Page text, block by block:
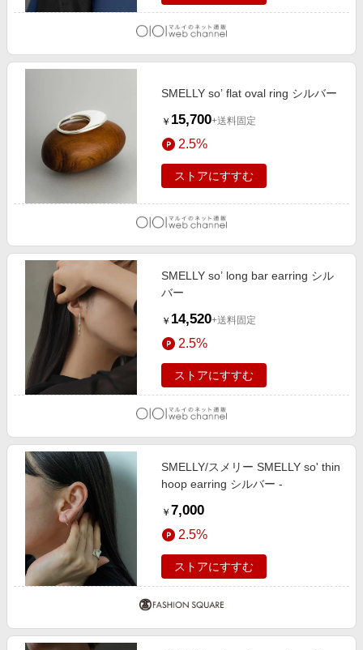
SMELLY so’ flat oval ring シルバー
￥ 15,700+送料固定
2.5%
ストアにすすむ
SMELLY so’ long bar earring シル
バー
￥ 14,520+送料固定
2.5%
ストアにすすむ
SMELLY/スメリー SMELLY so' thin
hoop earring シルバー -
￥ 7,000
2.5%
ストアにすすむ